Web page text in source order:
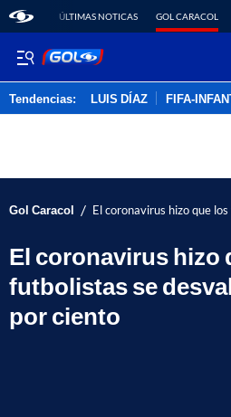
ÚLTIMAS NOTICAS GOL CARACOL
Tendencias: LUIS DÍAZ FIFA-
Gol Caracol / El coronavirus hizo que
El coronavirus hizo
futbolistas se
por ciento